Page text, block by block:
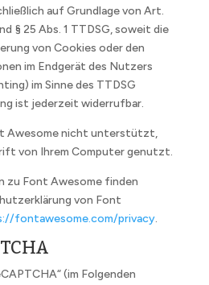
auf Grundlage von Art.
§ 25 Abs. 1 TTDSG, soweit die
von Cookies oder den
im Endgerät des Nutzers
im Sinne des TTDSG
ist jederzeit widerrufbar.
Awesome nicht unterstützt,
von Ihrem Computer genutzt.
zu Font Awesome finden
von Font
fontawesome.com/privacy.
(im Folgenden